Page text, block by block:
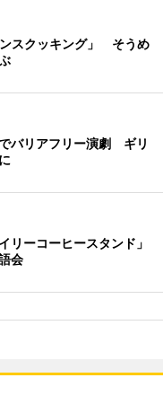
スクッキング」 そうめ
バリアフリー演劇 ギリ
リーコーヒースタンド」
会